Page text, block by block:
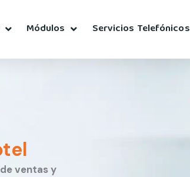
Módulos Servicios Telefónicos
ventas y